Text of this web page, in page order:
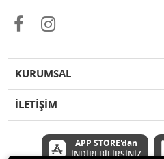
KURUMSAL
İLETİŞİM
APP STORE'dan
İNDİREBİLİRSİNİZ